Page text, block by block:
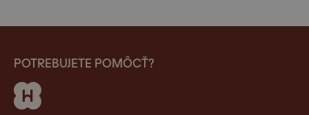
POTREBUJETE POMÔCŤ?